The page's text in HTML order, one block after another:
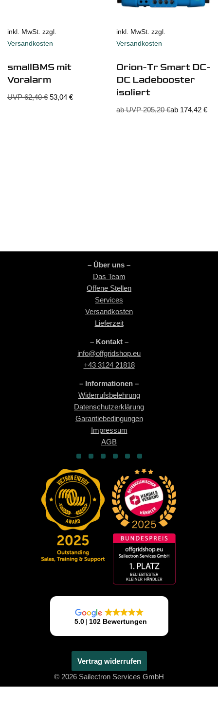
inkl. MwSt. zzgl.
Versandkosten
smallBMS mit
Voralarm
UVP62,40€ 53,04 €
inkl. MwSt. zzgl.
Versandkosten
Orion-Tr Smart DC-
DC Ladebooster
isoliert
ab UVP205,20€ab 174,42 €
– Über uns –
Das Team
Offene Stellen
Services
Versandkosten
Lieferzeit
– Kontakt –
info@offgridshop.eu
+43 3124 21818
– Informationen –
Widerrufsbelehrung
Datenschutzerklärung
Garantiebedingungen
Impressum
AGB
Vertrag widerrufen
© 2026 Sailectron Services GmbH